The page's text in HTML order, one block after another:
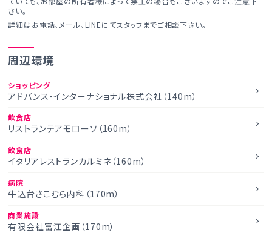
さい。
詳細はお電話、メール、LINEにてスタッフまでご相談下さい。
周辺環境
ショッピング
アドバンス・インターナショナル株式会社（140m）
飲食店
リストランテアモローソ（160m）
飲食店
イタリアレストランカルミネ（160m）
病院
牛込台さこむら内科（170m）
商業施設
有限会社富江企画（170m）